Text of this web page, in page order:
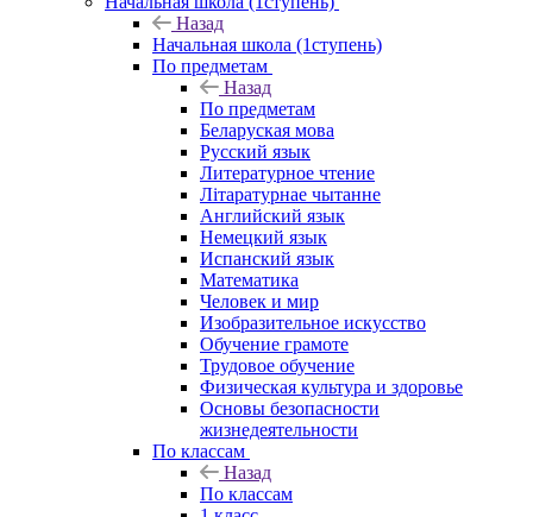
Назад
Начальная школа (1ступень)
По предметам
Назад
По предметам
Беларуская мова
Русский язык
Литературное чтение
Літаратурнае чытанне
Английский язык
Немецкий язык
Испанский язык
Математика
Человек и мир
Изобразительное искусство
Обучение грамоте
Трудовое обучение
Физическая культура и здоровье
Основы безопасности
жизнедеятельности
По классам
Назад
По классам